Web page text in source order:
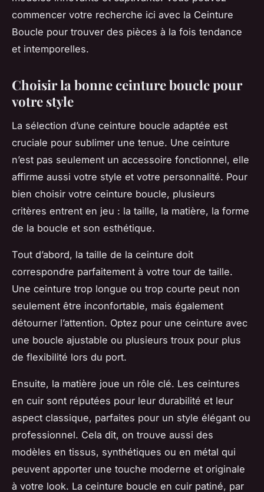
commencer votre recherche ici avec la Ceinture
Boucle pour trouver des pièces à la fois tendance
et intemporelles.
Choisir la bonne ceinture boucle pour
votre style
La sélection d’une ceinture boucle adaptée est
cruciale pour sublimer une tenue. Une ceinture
n’est pas seulement un accessoire fonctionnel, elle
affirme aussi votre style et votre personnalité. Pour
bien choisir votre ceinture boucle, plusieurs
critères entrent en jeu : la taille, la matière, la forme
de la boucle et son esthétique.
Tout d’abord, la taille de la ceinture doit
correspondre parfaitement à votre tour de taille.
Une ceinture trop longue ou trop courte peut non
seulement être inconfortable, mais également
détourner l’attention. Optez pour une ceinture avec
une boucle ajustable ou plusieurs troux pour plus
de flexibilité lors du port.
Ensuite, la matière joue un rôle clé. Les ceintures
en cuir sont réputées pour leur durabilité et leur
aspect classique, parfaites pour un style élégant ou
professionnel. Cela dit, on trouve aussi des
modèles en tissus, synthétiques ou en métal qui
peuvent apporter une touche moderne et originale
à votre look. La ceinture boucle en cuir patiné, par